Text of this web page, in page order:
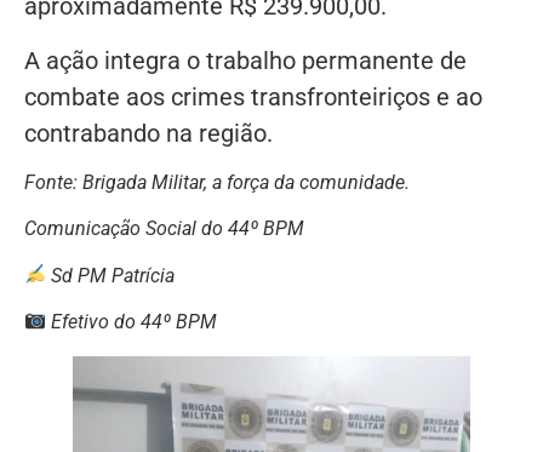
aproximadamente R$ 239.900,00.
A ação integra o trabalho permanente de
combate aos crimes transfronteiriços e ao
contrabando na região.
Fonte: Brigada Militar, a força da comunidade.
Comunicação Social do 44º BPM
Sd PM Patrícia
Efetivo do 44º BPM